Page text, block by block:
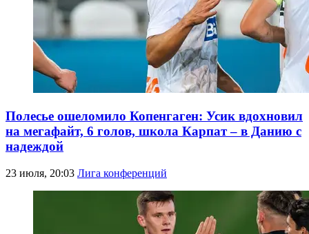
Полесье ошеломило Копенгаген: Усик вдохновил
на мегафайт, 6 голов, школа Карпат – в Данию с
надеждой
23 июля, 20:03 Лига конференций